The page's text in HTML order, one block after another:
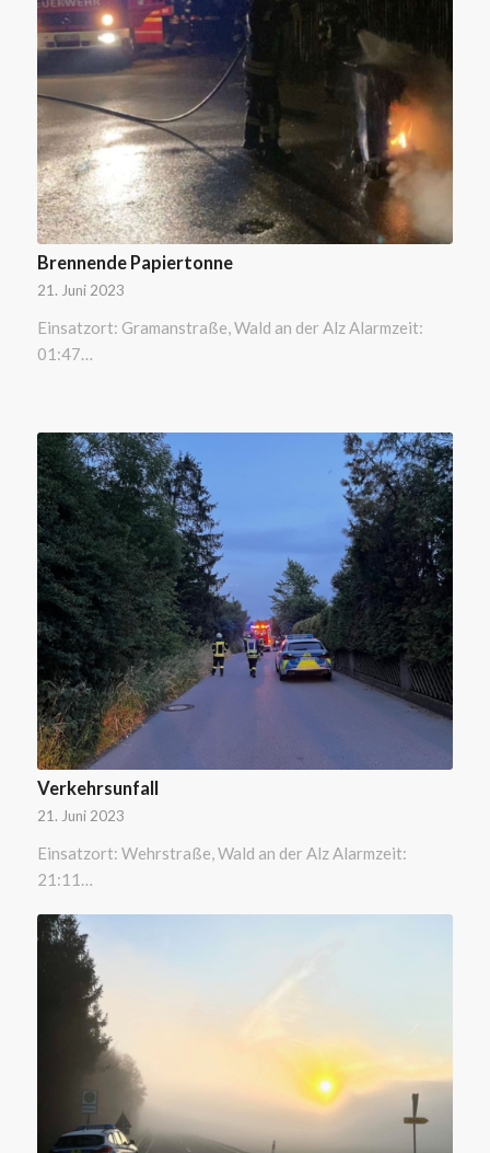
Brennende Papiertonne
21. Juni 2023
Einsatzort: Gramanstraße, Wald an der Alz Alarmzeit:
01:47…
Verkehrsunfall
21. Juni 2023
Einsatzort: Wehrstraße, Wald an der Alz Alarmzeit:
21:11…